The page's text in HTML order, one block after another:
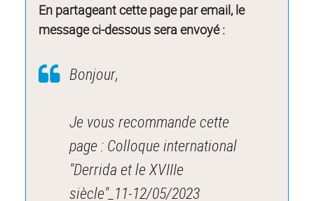
En partageant cette page par email, le
message ci-dessous sera envoyé :
Bonjour,
Je vous recommande cette
page : Colloque international
"Derrida et le XVIIIe
siècle"_11-12/05/2023